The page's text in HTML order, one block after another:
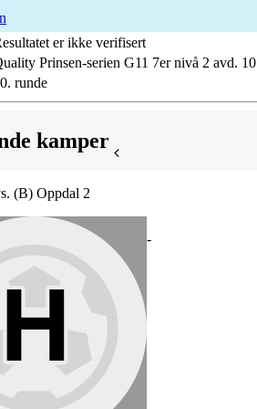
er ikke verifisert
Prinsen-serien G11 7er nivå 2 avd. 10
runde
kamper
(B) Oppdal 2
-